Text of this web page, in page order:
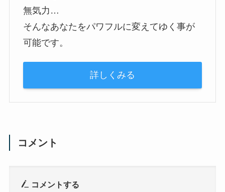
無気力…
そんなあなたをパワフルに変えてゆく事が
可能です。
詳しくみる
コメント
コメントする